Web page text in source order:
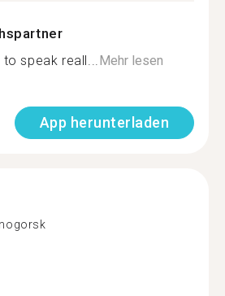
speak reall... Mehr lesen
App herunterladen